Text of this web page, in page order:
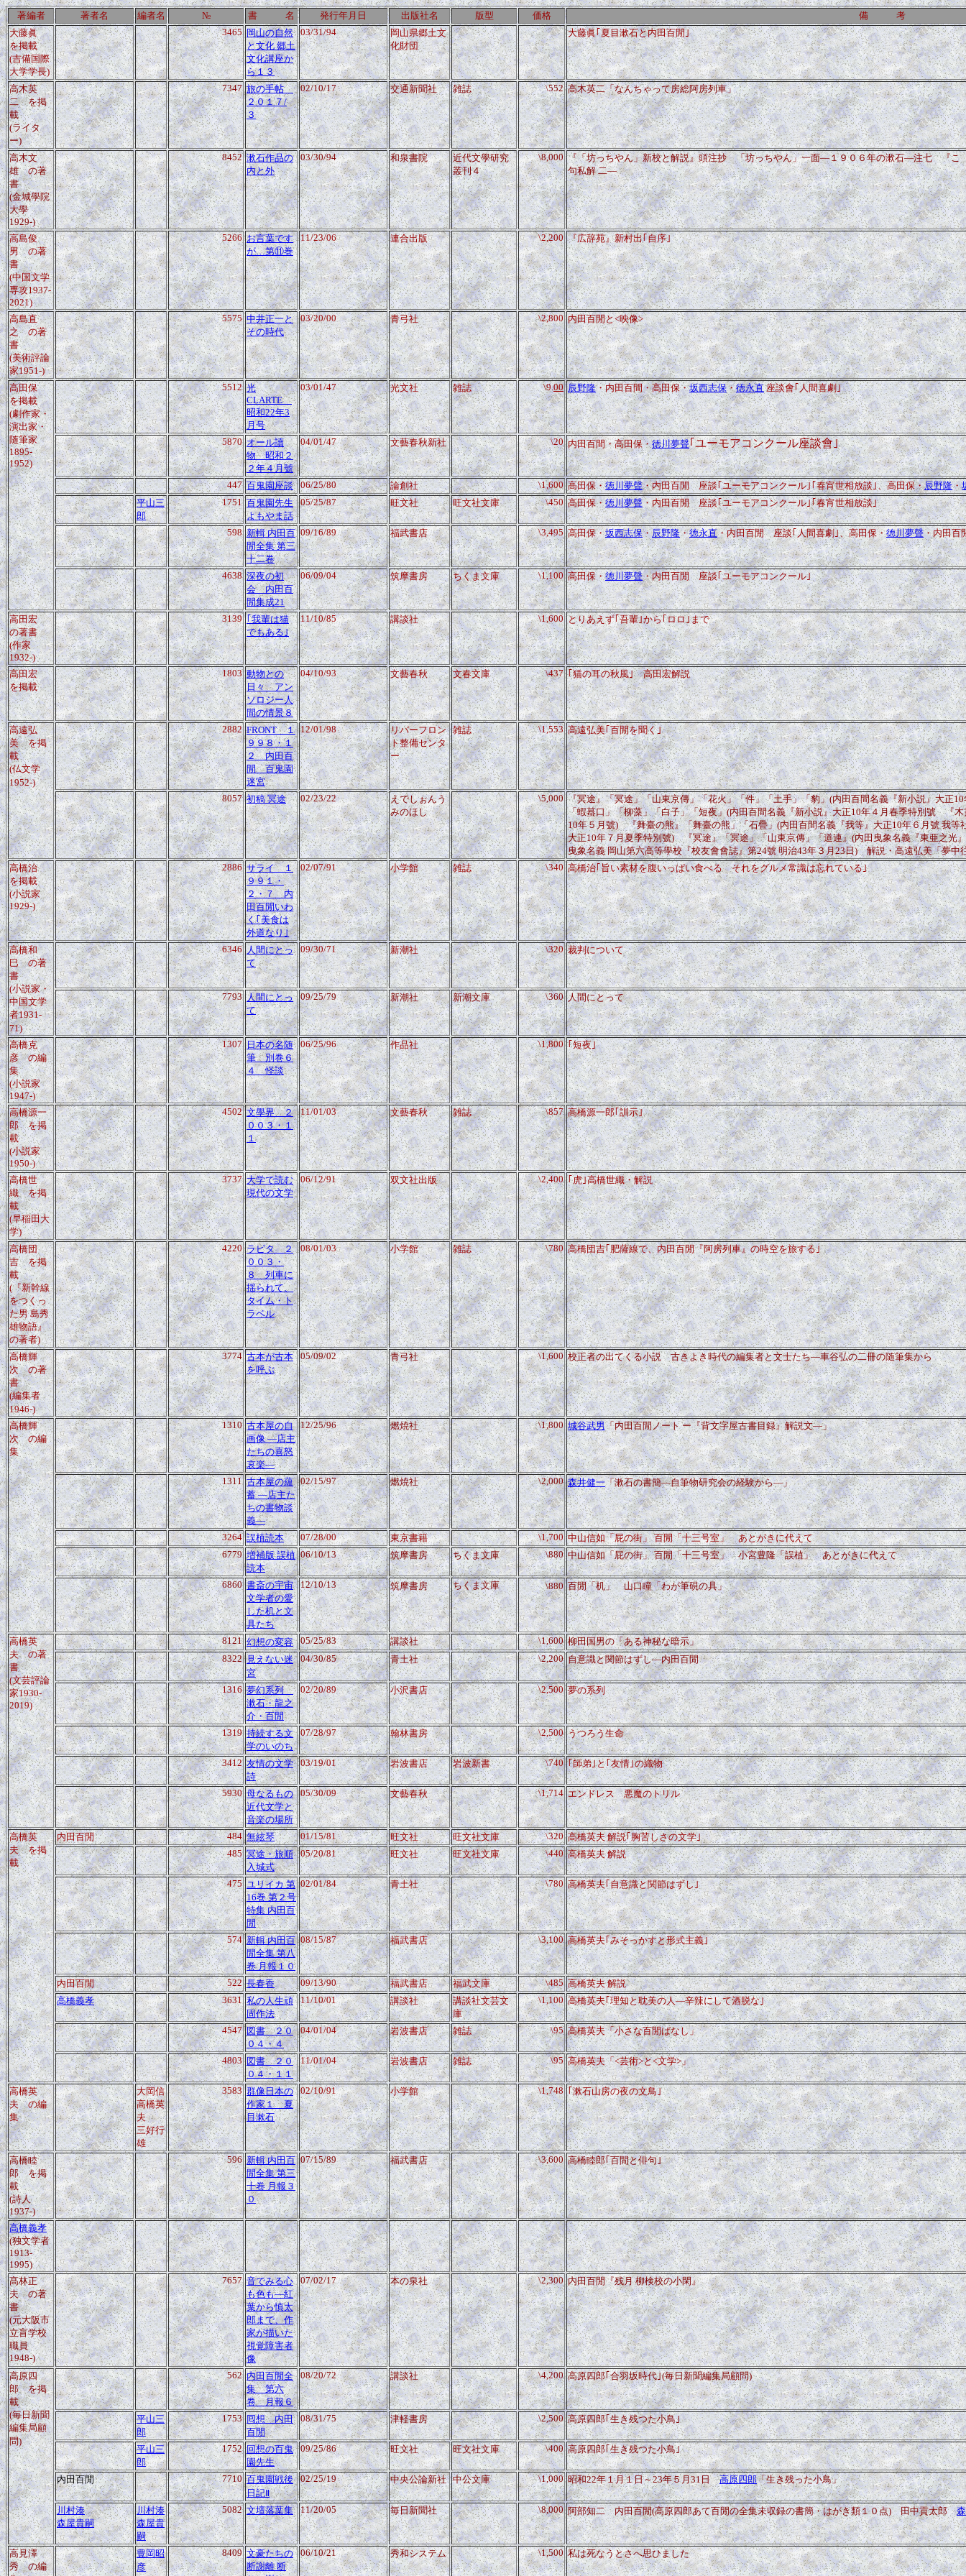
著編者 著者名 編者名 № 書 名 発行年月日 出版社名 版型 価格
備 考
大藤眞
を掲載
(吉備国際
大学学長)
3465 岡山の自然
と文化 郷土
文化講座か
ら１３
03/31/94
岡山県郷土文
化財団
大藤眞｢夏目漱石と内田百閒｣
高木英
二を掲
載
(ライタ
ー)
7347 旅の手帖
２０１７/
３
02/10/17 交通新聞社 雑誌 \552 高木英二「なんちゃって房総阿房列車」
高木文
雄の著
書
(金城學院
大學
1929-)
8452 漱石作品の
内と外
03/30/94 和泉書院
近代文學研究
叢刊４
\8,000 『「坊っちやん」新校と解説』頭注抄 「坊っちやん」一面―１９０６年の漱石―注七 『
句私解 二―
高島俊
男の著
書
(中国文学
専攻1937-
2021)
5266 お言葉です
が…第⑪巻
11/23/06 連合出版 \2,200 『広辞苑』新村出｢自序｣
高島直
之の著
書
(美術評論
家1951-)
5575 中井正一と
その時代
03/20/00 青弓社 \2,800 内田百閒と<映像>
高田保
を掲載
(劇作家・
演出家・
随筆家
1895-
1952)
5512 光
CLARTE
昭和22年3
月号
03/01/47 光文社 雑誌 \9.00 辰野隆・内田百間・高田保・坂西志保・徳永直座談會｢人間喜劇｣
5870 オール讀
物 昭和２
２年４月號
04/01/47 文藝春秋新社 \20 内田百間・高田保・徳川夢聲｢ユーモアコンクール座談會｣
447 百鬼園座談 06/25/80 論創社 \1,600 高田保・徳川夢聲・内田百閒 座談｢ユーモアコンクール｣｢春宵世相放談｣、高田保・辰野隆・
平山三
郎
1751 百鬼園先生
よもやま話
05/25/87 旺文社 旺文社文庫 \450 高田保・徳川夢聲・内田百閒 座談｢ユーモアコンクール｣｢春宵世相放談｣
598 新輯 内田百
閒全集 第三
十二卷
09/16/89 福武書店 \3,495 高田保・坂西志保・辰野隆・徳永直・内田百閒 座談｢人間喜劇｣、高田保・徳川夢聲・内田百
4638 深夜の初
会 内田百
閒集成21
06/09/04 筑摩書房 ちくま文庫 \1,100 高田保・徳川夢聲・内田百閒 座談｢ユーモアコンクール｣
高田宏
の著書
(作家
1932-)
3139 ｢我輩は猫
でもある｣
11/10/85 講談社 \1,600 とりあえず｢吾輩｣から｢ロロ｣まで
高田宏
を掲載
1803 動物との
日々 アン
ソロジー人
間の情景８
04/10/93 文藝春秋 文春文庫 \437 ｢猫の耳の秋風｣ 高田宏解説
高遠弘
美を掲
載
(仏文学
1952-)
2882 FRONT １
９９８・１
２ 内田百
閒 百鬼園
迷宮
12/01/98
リバーフロン
ト整備センタ
ー
雑誌 \1,553 高遠弘美｢百閒を聞く｣
8057 初稿 冥途 02/23/22
えでしぉんう
みのほし
\5,000 『冥途』「冥途」「山東京傳」「花火」「件」「土手」「豹」(内田百間名義『新小説』大正
「蝦蟇口」「柳藻」「白子」「短夜」(内田百間名義『新小説』大正10年４月春季特別號 『
10年５月號) 『舞臺の熊』「舞臺の熊」「石疊」(内田百間名義『我等』大正10年６月號 我
大正10年７月夏季特別號) 『冥途』「冥途」「山東京傳」「道連』(内田曳象名義『東亜之光
曳象名義 岡山第六高等學校『校友會會誌』第24號 明治43年３月23日) 解説・高遠弘美「夢
高橋治
を掲載
(小説家
1929-)
2886 サライ １
９９１・
２・７ 内
田百閒いわ
く｢美食は
外道なり｣
02/07/91 小学館 雑誌 \340 高橋治｢旨い素材を腹いっぱい食べる それをグルメ常識は忘れている｣
高橋和
巳の著
書
(小説家・
中国文学
者1931-
71)
6346 人間にとっ
て
09/30/71 新潮社 \320 裁判について
7793 人間にとっ
て
09/25/79 新潮社 新潮文庫 \360 人間にとって
高橋克
彦の編
集
(小説家
1947-)
1307 日本の名随
筆 別巻６
４ 怪談
06/25/96 作品社 \1,800 ｢短夜｣
高橋源一
郎を掲
載
(小説家
1950-)
4502 文學界 ２
００３・１
１
11/01/03 文藝春秋 雑誌 \857 高橋源一郎｢訓示｣
高橋世
織を掲
載
(早稲田大
学)
3737 大学で読む
現代の文学
06/12/91 双文社出版 \2,400 ｢虎｣高橋世織・解説
高橋団
吉を掲
載
(『新幹線
をつくっ
た男 島秀
雄物語』
の著者)
4220 ラピタ ２
００３・
８ 列車に
揺られて、
タイム・ト
ラベル
08/01/03 小学館 雑誌 \780 高橋団吉｢肥薩線で、内田百閒『阿房列車』の時空を旅する｣
高橋輝
次の著
書
(編集者
1946-)
3774 古本が古本
を呼ぶ
05/09/02 青弓社 \1,600 校正者の出てくる小説 古きよき時代の編集者と文士たち―車谷弘の二冊の随筆集から
高橋輝
次の編
集
1310 古本屋の自
画像 ―店主
たちの喜怒
哀楽―
12/25/96 燃焼社 \1,800 城谷武男「内田百閒ノート ー『背文字屋古書目録』解説文―」
1311 古本屋の蘊
蓄 ―店主た
ちの書物談
義―
02/15/97 燃焼社 \2,000 森井健一「漱石の書簡―自筆物研究会の経験から―」
3264 誤植読本 07/28/00 東京書籍 \1,700 中山信如「屁の街」 百閒「十三号室」 あとがきに代えて
6779 増補版 誤植
読本
06/10/13 筑摩書房 ちくま文庫 \880 中山信如「屁の街」 百閒「十三号室」 小宮豊隆「誤植」 あとがきに代えて
6860 書斎の宇宙
文学者の愛
した机と文
具たち
12/10/13 筑摩書房 ちくま文庫 \880 百閒「机」 山口瞳「わが筆硯の具」
高橋英
夫の著
書
(文芸評論
家1930-
2019)
8121 幻想の変容 05/25/83 講談社 \1,600 柳田国男の「ある神秘な暗示」
8322 見えない迷
宮
04/30/85 青土社 \2,200 自意識と関節はずし―内田百閒
1316 夢幻系列
漱石・龍之
介・百閒
02/20/89 小沢書店 \2,500 夢の系列
1319 持続する文
学のいのち
07/28/97 翰林書房 \2,500 うつろう生命
3412 友情の文学
詩
03/19/01 岩波書店 岩波新書 \740 ｢師弟｣と｢友情｣の織物
5930 母なるもの
近代文学と
音楽の場所
05/30/09 文藝春秋 \1,714 エンドレス 悪魔のトリル
高橋英
夫 を掲
載
内田百閒 484 無絃琴 01/15/81 旺文社 旺文社文庫 \320 高橋英夫 解説｢胸苦しさの文学｣
485 冥途・旅順
入城式
05/20/81 旺文社 旺文社文庫 \440 高橋英夫 解説
475 ユリイカ 第
16巻 第２号
特集 内田百
閒
02/01/84 青土社 \780 高橋英夫｢自意識と関節はずし｣
574 新輯 内田百
閒全集 第八
卷 月報１０
08/15/87 福武書店 \3,100 高橋英夫｢みそっかすと形式主義｣
内田百閒 522 長春香 09/13/90 福武書店 福武文庫 \485 高橋英夫 解説
高橋義孝
3631 私の人生頑
固作法
11/10/01 講談社
講談社文芸文
庫
\1,100 高橋英夫｢理知と耽美の人―辛辣にして酒脱な｣
4547 図書 ２０
０４・４
04/01/04 岩波書店 雑誌 \95 高橋英夫「小さな百閒ばなし」
4803 図書 ２０
０４・１１
11/01/04 岩波書店 雑誌 \95 高橋英夫「<芸術>と<文学>」
高橋英
夫 の編
集
大岡信
高橋英
夫
三好行
雄
3583 群像日本の
作家１ 夏
目漱石
02/10/91 小学館 \1,748 ｢漱石山房の夜の文鳥｣
高橋睦
郎を掲
載
(詩人
1937-)
596 新輯 内田百
閒全集 第三
十卷 月報３
０
07/15/89 福武書店 \3,600 高橋睦郎｢百閒と俳句｣
高橋義孝
(独文学者
1913-
1995)
髙林正
夫の著
書
(元大阪市
立盲学校
職員
1948-)
7657 音でみる心
も色も―紅
葉から慎太
郎まで、作
家が描いた
視覚障害者
像
07/02/17 本の泉社 \2,300 内田百閒『残月 柳検校の小閑』
高原四
郎を掲
載
(毎日新聞
編集局顧
問)
562 内田百閒全
集 第六
卷 月報６
08/20/72 講談社 \4,200 高原四郎｢合羽坂時代｣(毎日新聞編集局顧問)
平山三
郎
1753 囘想 内田
百閒
08/31/75 津軽書房 \2,500 高原四郎｢生き残つた小鳥｣
平山三
郎
1752 回想の百鬼
園先生
09/25/86 旺文社 旺文社文庫 \400 高原四郎｢生き残つた小鳥｣
内田百閒 7710 百鬼園戦後
日記Ⅱ
02/25/19 中央公論新社 中公文庫 \1,000 昭和22年１月１日～23年５月31日高原四郎「生き残った小鳥」
川村湊
森屋貴嗣
川村湊
森屋貴
嗣
5082 文壇落葉集 11/20/05 毎日新聞社 \8,000 阿部知二 内田百閒(高原四郎あて百閒の全集未収録の書簡・はがき類１０点) 田中貢太郎
高見澤
秀の編
豊岡昭
彦
8409 文豪たちの
断謝離 断
06/10/21 秀和システム \1,500 私は死なうとさへ思ひました